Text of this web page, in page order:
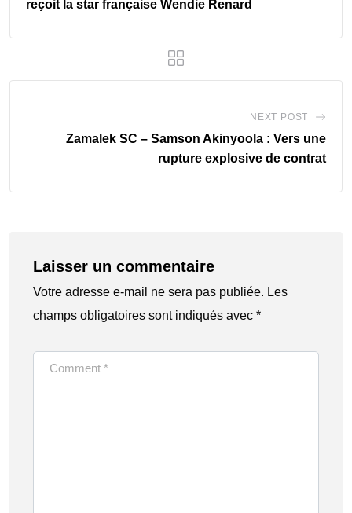
reçoit la star française Wendie Renard
NEXT POST
Zamalek SC – Samson Akinyoola : Vers une
rupture explosive de contrat
Laisser un commentaire
Votre adresse e-mail ne sera pas publiée. Les
champs obligatoires sont indiqués avec *